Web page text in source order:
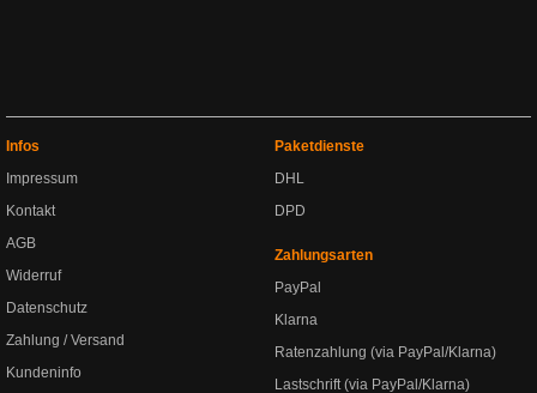
Infos
Impressum
Kontakt
AGB
Widerruf
Datenschutz
Zahlung / Versand
Kundeninfo
Paketdienste
DHL
DPD
Zahlungsarten
PayPal
Klarna
Ratenzahlung (via PayPal/Klarna)
Lastschrift (via PayPal/Klarna)